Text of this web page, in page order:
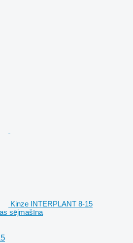
Kinze INTERPLANT 8-15
sējmašīna